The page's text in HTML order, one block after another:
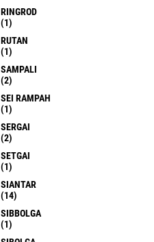
RINGROD
(1)
RUTAN
(1)
SAMPALI
(2)
SEI RAMPAH
(1)
SERGAI
(2)
SETGAI
(1)
SIANTAR
(14)
SIBBOLGA
(1)